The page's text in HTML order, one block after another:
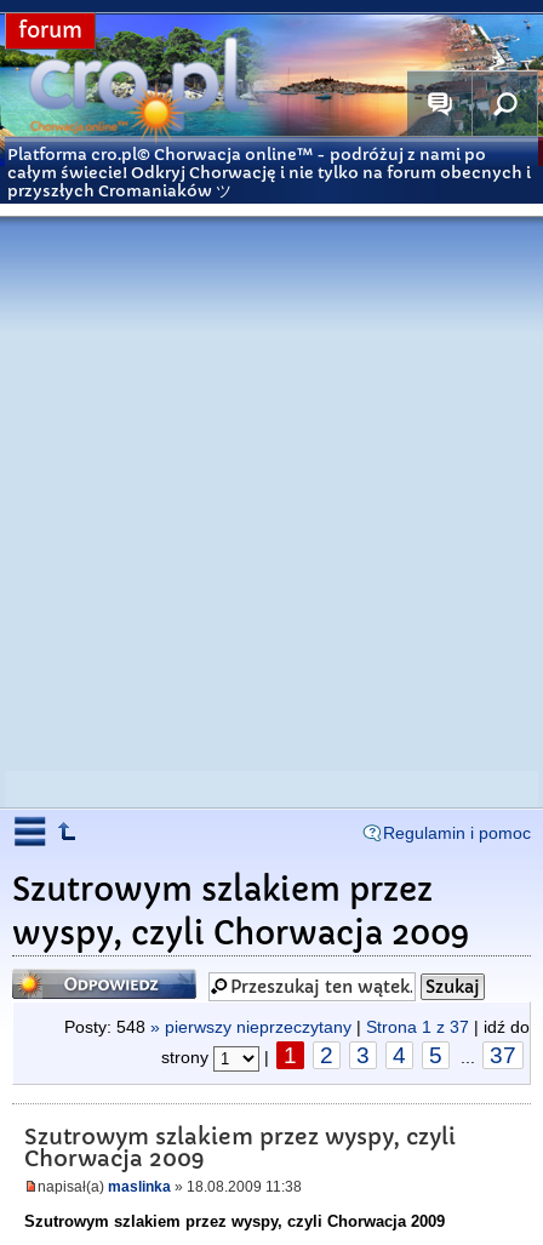
forum
Platforma cro.pl© Chorwacja online™ - podróżuj z nami po
całym świecie! Odkryj Chorwację i nie tylko na forum obecnych i
przyszłych Cromaniaków ツ
Regulamin i pomoc
Szutrowym szlakiem przez
wyspy, czyli Chorwacja 2009
Odpowiedz
Posty: 548 » pierwszy nieprzeczytany | Strona 1 z 37 | idź do
strony
| 1 2 3 4 5 37
Szutrowym szlakiem przez wyspy, czyli
Chorwacja 2009
napisał(a) maslinka » 18.08.2009 11:38
Szutrowym szlakiem przez wyspy, czyli Chorwacja 2009